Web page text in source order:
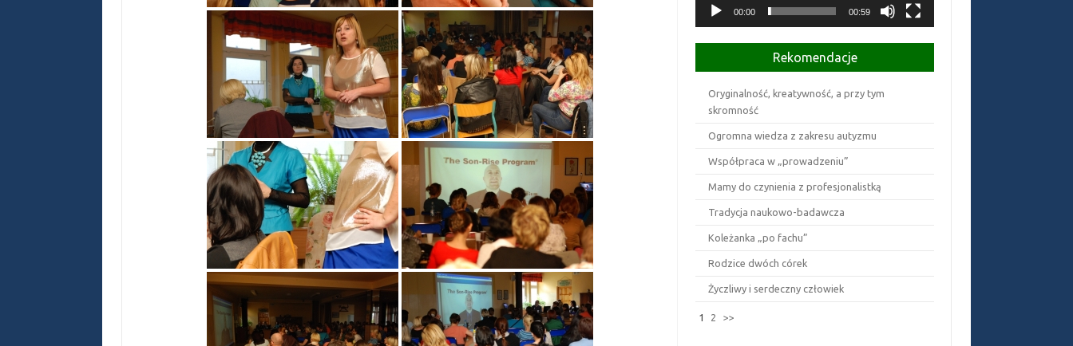
00:00 00:59
Rekomendacje
Oryginalność, kreatywność, a przy tym
skromność
Ogromna wiedza z zakresu autyzmu
Współpraca w „prowadzeniu”
Mamy do czynienia z profesjonalistką
Tradycja naukowo-badawcza
Koleżanka „po fachu”
Rodzice dwóch córek
Życzliwy i serdeczny człowiek
1 2 >>